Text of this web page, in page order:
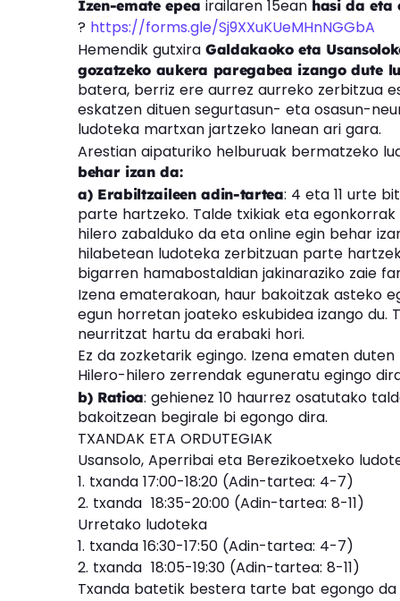
Izen-emate epea irailaren 15ean hasi da eta
? https://forms.gle/Sj9XXuKUeMHnNGGbA
Hemendik gutxira Galdakaoko eta
gozatzeko aukera paregabea izango dute
batera, berriz ere aurrez aurreko zerbitzua
eskatzen dituen segurtasun- eta osasun-
ludoteka martxan jartzeko lanean ari gara.
Arestian aipaturiko helburuak bermatzeko
behar izan da:
a) Erabiltzaileen adin-tartea: 4 eta 11 urte
parte hartzeko. Talde txikiak eta
hilero zabalduko da eta online egin behar
hilabetean ludoteka zerbitzuan parte
bigarren hamabostaldian jakinaraziko zaie
Izena ematerakoan, haur bakoitzak asteko
egun horretan joateko eskubidea izango
neurritzat hartu da erabaki hori.
Ez da zozketarik egingo. Izena ematen
Hilero-hilero zerrendak eguneratu egingo
b) Ratioa: gehienez 10 haurrez osatutako
bakoitzean begirale bi egongo dira.
TXANDAK ETA ORDUTEGIAK
Usansolo, Aperribai eta Berezikoetxeko
1. txanda 17:00-18:20 (Adin-tartea: 4-7)
2. txanda 18:35-20:00 (Adin-tartea: 8-11)
Urretako ludoteka
1. txanda 16:30-17:50 (Adin-tartea: 4-7)
2. txanda 18:05-19:30 (Adin-tartea: 8-11)
Txanda batetik bestera tarte bat egongo da